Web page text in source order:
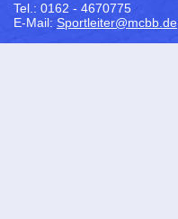
Tel.: 0162 - 4670775
E-Mail: Sportleiter@mcbb.de